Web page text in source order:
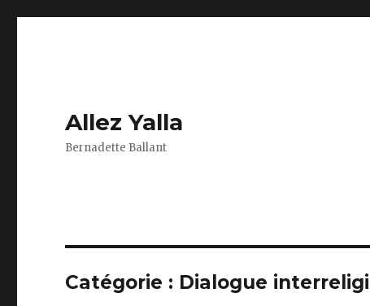
Allez Yalla
Bernadette Ballant
Catégorie : Dialogue